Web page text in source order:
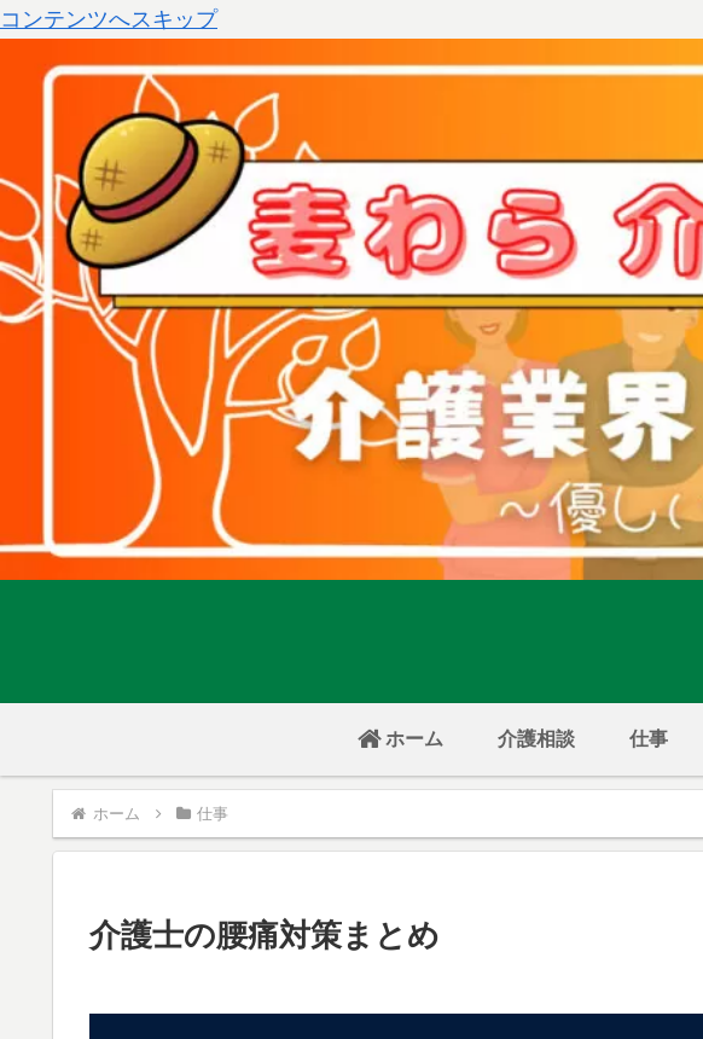
コンテンツへスキップ
ホーム 介護相談 仕事
ホーム 仕事
介護士の腰痛対策まとめ